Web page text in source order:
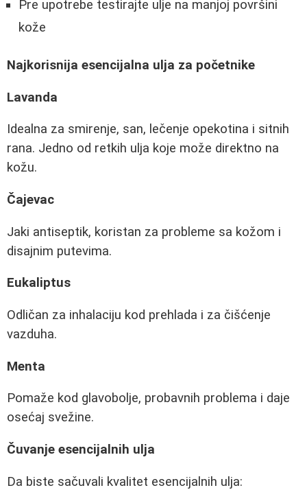
Pre upotrebe testirajte ulje na manjoj površini
kože
Najkorisnija esencijalna ulja za početnike
Lavanda
Idealna za smirenje, san, lečenje opekotina i sitnih
rana. Jedno od retkih ulja koje može direktno na
kožu.
Čajevac
Jaki antiseptik, koristan za probleme sa kožom i
disajnim putevima.
Eukaliptus
Odličan za inhalaciju kod prehlada i za čišćenje
vazduha.
Menta
Pomaže kod glavobolje, probavnih problema i daje
osećaj svežine.
Čuvanje esencijalnih ulja
Da biste sačuvali kvalitet esencijalnih ulja: